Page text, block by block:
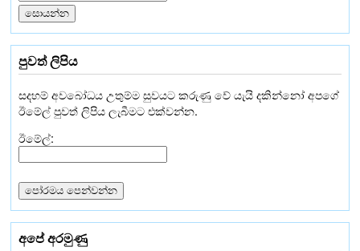
පුවත් ලිපිය
සදහම් අවබෝධය උතුම්ම සුවයට කරුණු වේ යැයි දකින්නෝ අපගේ
ඊමේල් පුවත් ලිපිය ලැබීමට එක්වන්න.
ඊමේල්:
අපේ අරමුණු